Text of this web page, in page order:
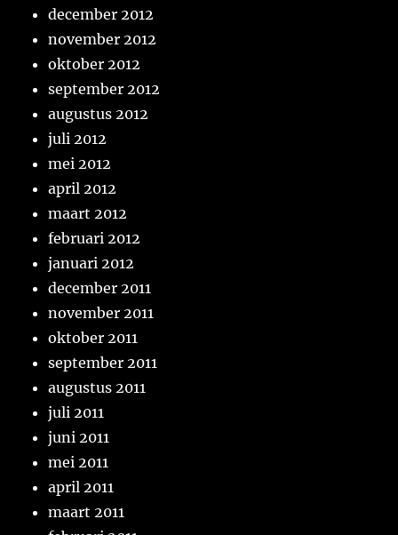
december 2012
november 2012
oktober 2012
september 2012
augustus 2012
juli 2012
mei 2012
april 2012
maart 2012
februari 2012
januari 2012
december 2011
november 2011
oktober 2011
september 2011
augustus 2011
juli 2011
juni 2011
mei 2011
april 2011
maart 2011